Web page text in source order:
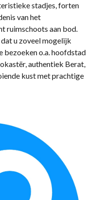
stadjes, forten
van het
ruimschoots aan bod.
u zoveel mogelijk
bezoeken o.a. hoofdstad
authentiek Berat,
kust met prachtige